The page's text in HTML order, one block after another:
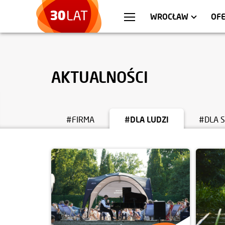
WROCŁAW
WARSZAWA
MIESZKANIA
AKTUALNOŚCI
#FIRMA #DLA LUDZI #DLA